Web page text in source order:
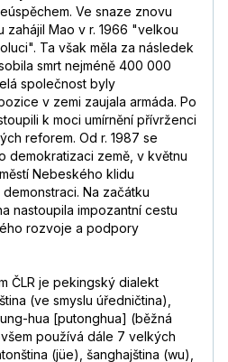
Ve snaze znovu
zahájil Mao v r. 1966 "velkou
Ta však měla za následek
smrt nejméně 400 000
společnost byly
v zemi zaujala armáda. Po
k moci umírnění přívrženci
reforem. Od r. 1987 se
demokratizaci země, v květnu
Nebeského klidu
Na začátku
nastoupila impozantní cestu
rozvoje a podpory
ČLR je pekingský dialekt
(ve smyslu úředničtina),
hua [putonghua] (běžná
používá dále 7 velkých
(jüe), šanghajština (wu),